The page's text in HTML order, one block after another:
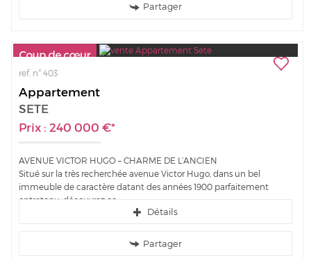
Partager
ref. n° 403
Appartement
SETE
Prix : 240 000 €*
AVENUE VICTOR HUGO – CHARME DE L’ANCIEN
Situé sur la très recherchée avenue Victor Hugo, dans un bel
immeuble de caractère datant des années 1900 parfaitement
entretenu, découvrez ce...
Détails
Partager